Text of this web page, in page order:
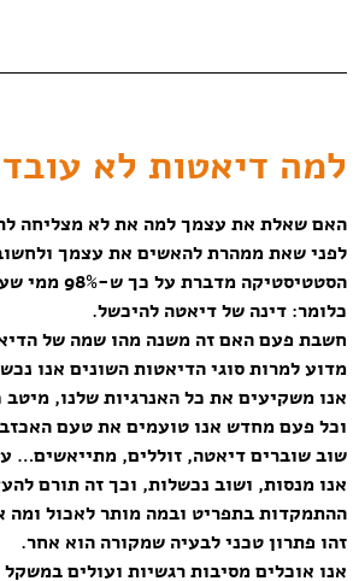
למה דיאטות לא
האם שאלת את עצמך למה את לא מצליחה
לפני שאת ממהרת להאשים את עצמך ולחשוב
הסטטיסטיקה מדברת על כך ש-98% ממי שעושה או תעשה דיאטה תרד במשקל, אך תעלה את כל הק”ג פלוס ריבית בין שנתיים לחמש שנים מסיום הדיאטה.
כלומר: דינה של דיאטה להיכשל.
חשבת פעם האם זה משנה מהו שמה של
מדוע למרות סוגי הדיאטות השונים אנו
אנו משקיעים את כל האנרגיות שלנו,
וכל פעם מחדש אנו טועמים את טעם
שוב שוברים דיאטה, זוללים, מתייאשים… עד
אנו מנסות, ושוב נכשלות, וכך זה תורם
ההתמקדות בתפריט ובמה מותר לאכול ומה
זהו פתרון טכני לבעיה שמקורה הוא אחר.
אנו אוכלים מסיבות רגשיות ועולים